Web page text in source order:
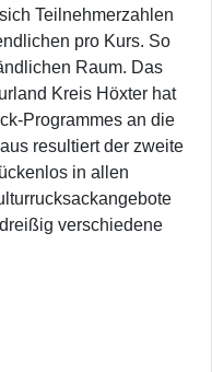
Teilnehmerzahlen
pro Kurs. So
Raum. Das
Kreis Höxter hat
Programmes an die
resultiert der zweite
in allen
verschiedene